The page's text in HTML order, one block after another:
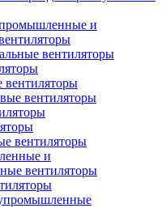
и
вентиляторы
вентиляторы
вентиляторы
вентиляторы
и
вентиляторы